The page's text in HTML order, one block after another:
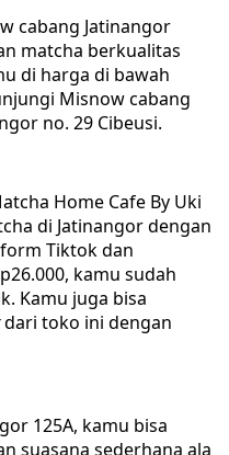
cabang Jatinangor
matcha berkualitas
di harga di bawah
Misnow cabang
no. 29 Cibeusi.
Home Cafe By Uki
di Jatinangor dengan
Tiktok dan
kamu sudah
Kamu juga bisa
dari toko ini dengan
125A, kamu bisa
suasana sederhana ala